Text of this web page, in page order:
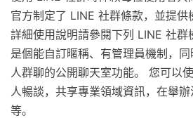
官方制定了 LINE 社群條款，並提供
詳細使用說明請參閱下列 LINE 社
是個能自訂暱稱、有管理員機制，
人群聊的公開聊天室功能。 您可以
人暢談，共享專業領域資訊，在舉
等。